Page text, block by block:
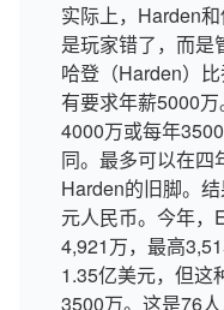
实际上，Harden
是玩家错了，而是
哈登（Harden）
有要求年薪5000
4000万或每年
同。最多可以在四
Harden的旧脚。
元人民币。今年，
4,921万，最高
1.35亿美元，但这
3500万。这是76